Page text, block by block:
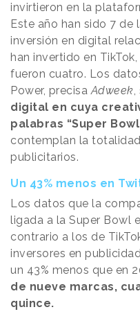
invirtieron en la
Este año han sido 7 de
inversión en digital
han invertido en
fueron cuatro. Los
Power, precisaAdweek,
digital en cuya
palabras “Super
contemplan la
publicitarios.
Un 43% menos en
Los datos que la
ligada a la Super Bowl
contrario a los de
inversores en
un 43% menos que en
de nueve marcas,
quince.